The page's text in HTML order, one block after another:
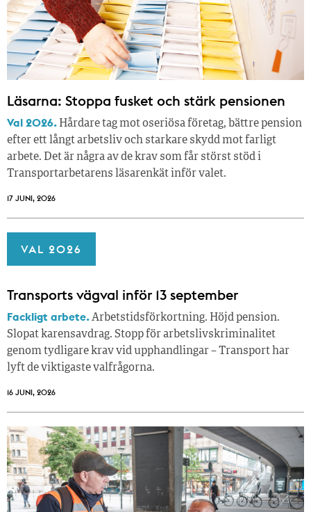
Läsarna: Stoppa fusket och stärk pensionen
Val 2026. Hårdare tag mot oseriösa företag, bättre pension
efter ett långt arbetsliv och starkare skydd mot farligt
arbete. Det är några av de krav som får störst stöd i
Transportarbetarens läsar­enkät inför valet.
17 JUNI, 2026
VAL 2026
Transports vägval inför 13 september
Fackligt arbete.Arbetstidsförkortning. Höjd pension.
Slopat karensavdrag. Stopp för arbetslivskriminalitet
genom tydligare krav vid upphandlingar – Transport har
lyft de viktigaste valfrågorna.
16 JUNI, 2026